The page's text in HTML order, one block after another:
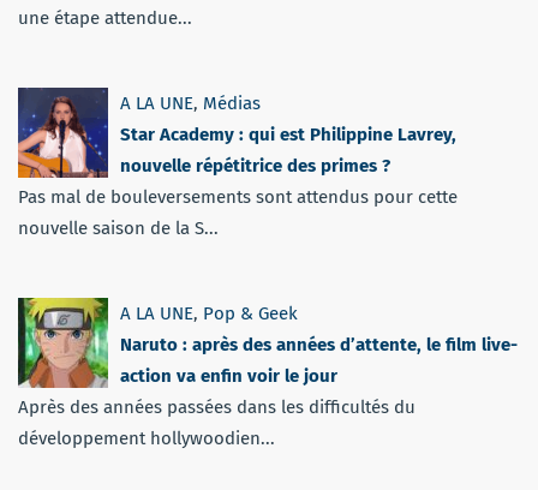
une étape attendue...
A LA UNE, Médias
Star Academy : qui est Philippine Lavrey,
nouvelle répétitrice des primes ?
Pas mal de bouleversements sont attendus pour cette
nouvelle saison de la S...
A LA UNE, Pop & Geek
Naruto : après des années d’attente, le film live-
action va enfin voir le jour
Après des années passées dans les difficultés du
développement hollywoodien...